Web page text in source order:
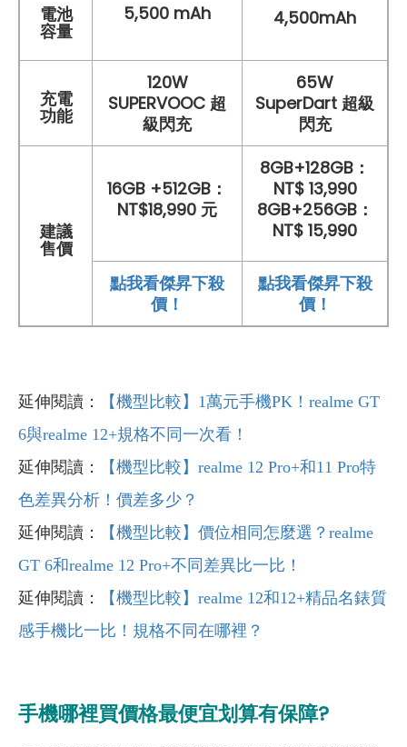
電池
容量
5,500 mAh 4,500mAh
充電
功能
120W
SUPERVOOC 超
級閃充
65W
SuperDart 超級
閃充
建議
售價
16GB +512GB：
NT$18,990 元
8GB+128GB：
NT$ 13,990
8GB+256GB：
NT$ 15,990
點我看傑昇下殺
價！
點我看傑昇下殺
價！
延伸閱讀：
【機型比較】1萬元手機PK！realme GT
6與realme 12+規格不同一次看！
延伸閱讀：
【機型比較】realme 12 Pro+和11 Pro特
色差異分析！價差多少？
延伸閱讀：
【機型比較】價位相同怎麼選？realme
GT 6和realme 12 Pro+不同差異比一比！
延伸閱讀：
【機型比較】realme 12和12+精品名錶質
感手機比一比！規格不同在哪裡？
手機哪裡買價格最便宜划算有保障?